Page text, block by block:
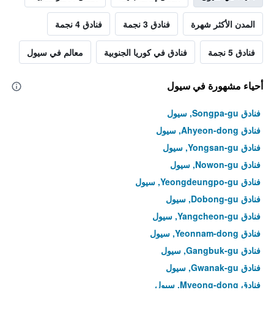
المدن الأكثر شهرة فنادق 3 نجمة فنادق 4 نجمة
فنادق 5 نجمة فنادق في كوريا الجنوبية معالم في سيول
أحياء مشهورة في سيول
فنادق Songpa-gu, سيول
فنادق Ahyeon-dong, سيول
فنادق Yongsan-gu, سيول
فنادق Nowon-gu, سيول
فنادق Yeongdeungpo-gu, سيول
فنادق Dobong-gu, سيول
فنادق Yangcheon-gu, سيول
فنادق Yeonnam-dong, سيول
فنادق Gangbuk-gu, سيول
فنادق Gwanak-gu, سيول
فنادق Myeong-dong, سيول